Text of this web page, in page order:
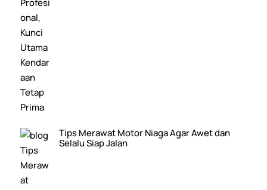
Tips Merawat Motor Niaga Agar Awet dan
Selalu Siap Jalan